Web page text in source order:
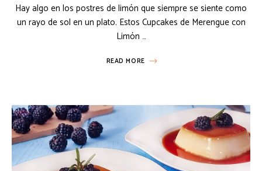
Hay algo en los postres de limón que siempre se siente como
un rayo de sol en un plato. Estos Cupcakes de Merengue con
Limón …
READ MORE